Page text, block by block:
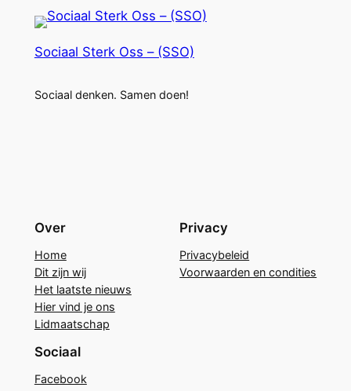
Sociaal Sterk Oss – (SSO)
Sociaal denken. Samen doen!
Over
Home
Dit zijn wij
Het laatste nieuws
Hier vind je ons
Lidmaatschap
Privacy
Privacybeleid
Voorwaarden en condities
Sociaal
Facebook